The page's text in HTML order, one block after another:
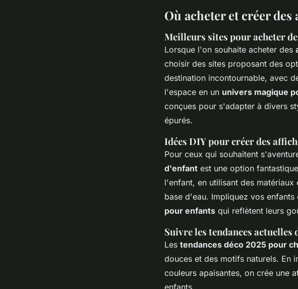
Où acheter et créer
Meilleurs sites pour acheter
Lorsque l'on souhaite acheter des
choisir des sites proposant des
destination incontournable, avec
l'espace en un univers magique
conçues pour s'adapter à divers
épurés.
Idées DIY pour créer des
Pour ceux qui souhaitent
d'enfant est une option
l'enfant, en utilisant des
base d'eau. Impliquez vos
pour enfants qui reflètent leurs
Suivre les tendances
Les tendances déco 2025 pour
douces et des motifs naturels. En
couleurs apaisantes, on crée une